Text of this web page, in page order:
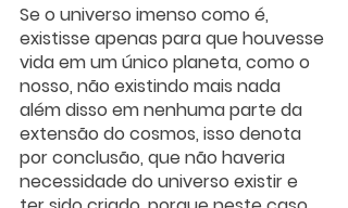
Se o universo imenso como é,
existisse apenas para que houvesse
vida em um único planeta, como o
nosso, não existindo mais nada
além disso em nenhuma parte da
extensão do cosmos, isso denota
por conclusão, que não haveria
necessidade do universo existir e